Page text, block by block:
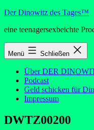
Zum
springen
Der Dinowitz des Tages™
eine teenagersexbeichte
Menü Schließen
Über DER
Podcast
Geld schicken für
Impressum
DWTZ00200